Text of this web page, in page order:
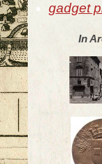
gadget
In